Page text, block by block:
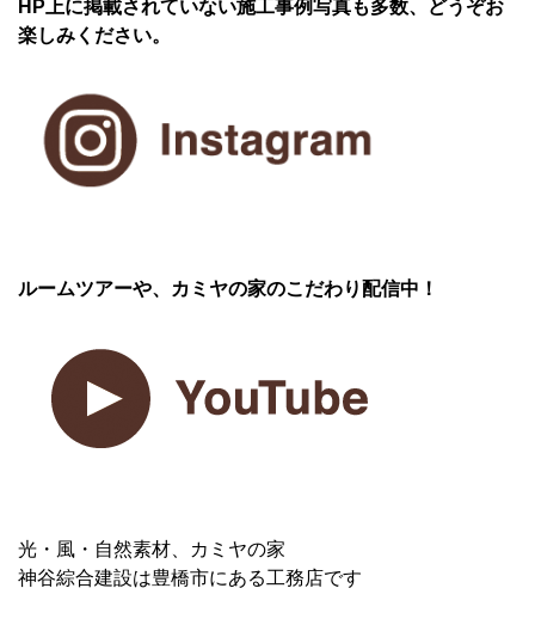
HP上に掲載されていない施工事例写真も多数、どうぞお
楽しみください。
ルームツアーや、カミヤの家のこだわり配信中！
光・風・自然素材、カミヤの家
神谷綜合建設は豊橋市にある工務店です